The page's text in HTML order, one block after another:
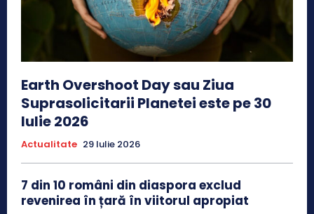
Earth Overshoot Day sau Ziua
Suprasolicitarii Planetei este pe 30
Iulie 2026
Actualitate 29 Iulie 2026
7 din 10 români din diaspora exclud
revenirea în țară în viitorul apropiat